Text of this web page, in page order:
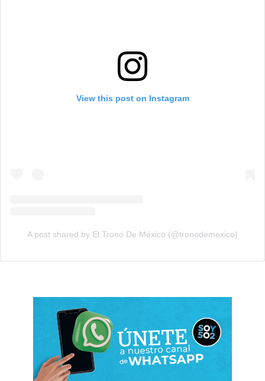
View this post on Instagram
A post shared by El Trono De México (@tronodemexico)